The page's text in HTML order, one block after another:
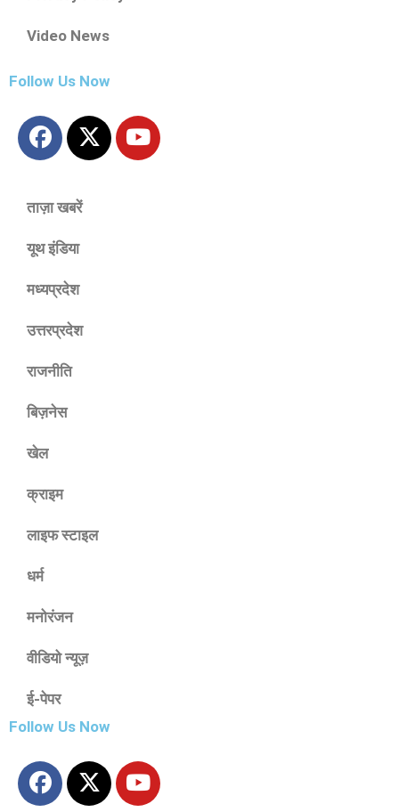
Video News
Follow Us Now
ताज़ा खबरें
यूथ इंडिया
मध्यप्रदेश
उत्तरप्रदेश
राजनीति
बिज़नेस
खेल
क्राइम
लाइफ स्टाइल
धर्म
मनोरंजन
वीडियो न्यूज़
ई-पेपर
Follow Us Now